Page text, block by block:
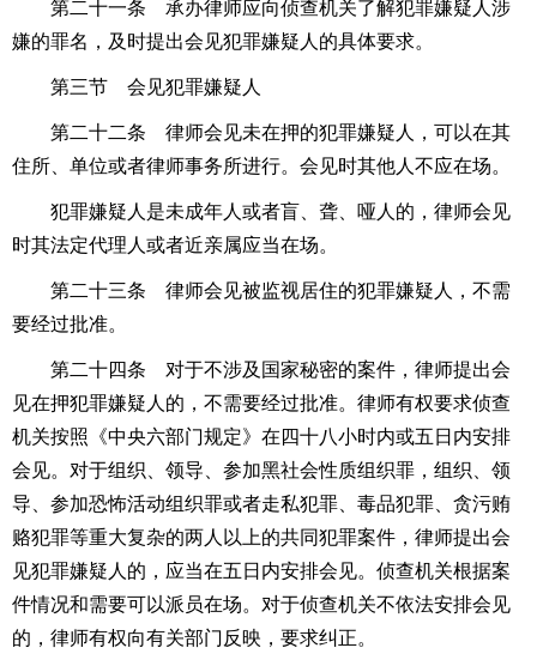
第二十一条 承办律师应向侦查机关了解犯罪嫌疑人涉
嫌的罪名，及时提出会见犯罪嫌疑人的具体要求。
第三节 会见犯罪嫌疑人
第二十二条 律师会见未在押的犯罪嫌疑人，可以在其
住所、单位或者律师事务所进行。会见时其他人不应在场。
犯罪嫌疑人是未成年人或者盲、聋、哑人的，律师会见
时其法定代理人或者近亲属应当在场。
第二十三条 律师会见被监视居住的犯罪嫌疑人，不需
要经过批准。
第二十四条 对于不涉及国家秘密的案件，律师提出会
见在押犯罪嫌疑人的，不需要经过批准。律师有权要求侦查
机关按照《中央六部门规定》在四十八小时内或五日内安排
会见。对于组织、领导、参加黑社会性质组织罪，组织、领
导、参加恐怖活动组织罪或者走私犯罪、 毒品犯罪、 贪污贿
赂犯罪等重大复杂的两人以上的共同犯罪案件，律师提出会
见犯罪嫌疑人的，应当在五日内安排会见。侦查机关根据案
件情况和需要可以派员在场。对于侦查机关不依法安排会见
的，律师有权向有关部门反映，要求纠正。